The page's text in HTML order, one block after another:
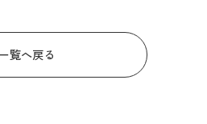
覧へ戻る